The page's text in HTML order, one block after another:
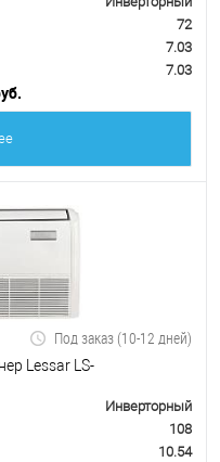
72
7.03
7.03
Под заказ (10-12 дней)
Lessar LS-
Инверторный
108
10.54